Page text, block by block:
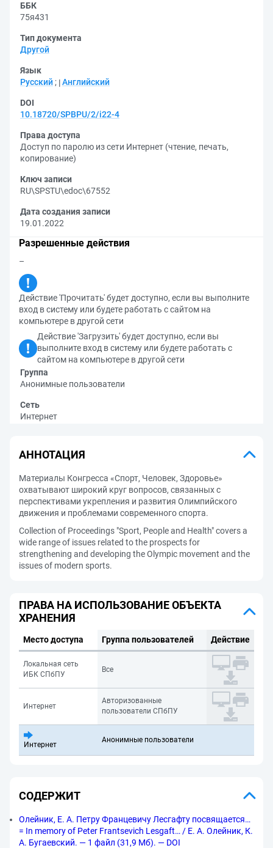
ББК
75я431
Тип документа
Другой
Язык
Русский ; Английский
DOI
10.18720/SPBPU/2/i22-4
Права доступа
Доступ по паролю из сети Интернет (чтение, печать,
копирование)
Ключ записи
RU\SPSTU\edoc\67552
Дата создания записи
19.01.2022
Разрешенные действия
–
Действие 'Прочитать' будет доступно, если вы выполните
вход в систему или будете работать с сайтом на
компьютере в другой сети
Действие 'Загрузить' будет доступно, если вы
выполните вход в систему или будете работать с
сайтом на компьютере в другой сети
Группа
Анонимные пользователи
Сеть
Интернет
АННОТАЦИЯ
Материалы Конгресса «Спорт, Человек, Здоровье»
охватывают широкий круг вопросов, связанных с
перспективами укрепления и развития Олимпийского
движения и проблемами современного спорта.
Collection of Proceedings "Sport, People and Health" covers a
wide range of issues related to the prospects for
strengthening and developing the Olympic movement and the
issues of modern sports.
ПРАВА НА ИСПОЛЬЗОВАНИЕ ОБЪЕКТА
ХРАНЕНИЯ
Место доступа Группа пользователей Действие
Локальная сеть
ИБК СПбПУ
Все
Интернет
Авторизованные
пользователи СПбПУ
Интернет
Анонимные пользователи
СОДЕРЖИТ
Олейник, Е. А. Петру Францевичу Лесгафту посвящается…
= In memory of Peter Frantsevich Lesgaft… / Е. А. Олейник, К.
А. Бугаевский. — 1 файл (31,9 Мб). — DOI